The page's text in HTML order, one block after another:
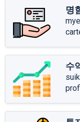
명
수
suik